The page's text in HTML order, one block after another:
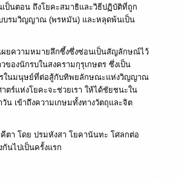
เป็นตอน ถึงโยคะสมาธิและวิธีปฏิบัติที่ถูก
บบรมวิญญาณ (พรหมัน) และหลุดพ้นเป็น
ผยความหมายลึกซึ้งซึ่งซ่อนเป็นสัญลักษณ์ไว้
ของนักรบในสงครามกุรุเกษตร ซึ่งเป็น
รในมนุษย์ที่ต่อสู้กับทิพยลักษณะแห่งวิญญาณ
ตร์แห่งโยคะจะช่วยเรา ให้ได้ชัยชนะใน
น เข้าถึงความเกษมทั้งทางวัตถุและจิต
ตา โดย ปรมหังสา โยคานันทะ โศลกต่อ
กันไปเป็นครั้งแรก